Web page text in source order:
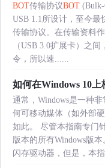
BOT传输协议BOT
USB 1.1所设计，至今最
传输协议。在传输资料
（USB 3.0扩展卡）之
令，所以速......
如何在Windows 10上
通常，Windows是一种
何可移动媒体（如外部
如此。 尽管本指南专门
版本的所有Windows版
闪存驱动器，但是，本指